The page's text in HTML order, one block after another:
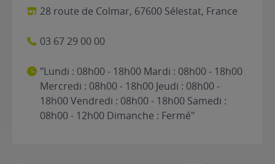
28 route de Colmar, 67600 Sélestat, France
03 67 29 00 00
"Lundi : 08h00 - 18h00 Mardi : 08h00 - 18h00
Mercredi : 08h00 - 18h00 Jeudi : 08h00 -
18h00 Vendredi : 08h00 - 18h00 Samedi :
08h00 - 12h00 Dimanche : Fermé"